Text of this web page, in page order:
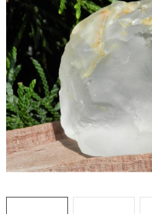
KRYSTALY
ČLÁNKY
NALEZIŠTĚ
NÁŠ PŘÍBĚH
VIDEOGALERIE